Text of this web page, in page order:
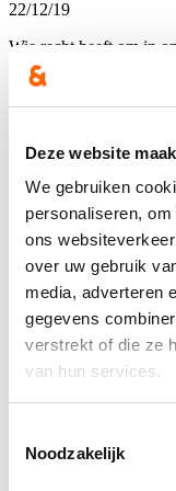
Deze website
We gebruiken
personaliseren,
ons
over uw gebruik
media, adverteren
gegevens
verstrekt of die ze
van hun services.
Noodzakelijk
22/12/19
Wie recht heeft om in
niet heeft moet
hinken achterop als
terugkeercijfer in
willen we enkele
Lees meer
Federaal Parlement
Procedure voor
sneller
12/12/19
Sinds 1 januari
die hun verblijf in het
gevolg van de
elektronische
toelating tot verblijf